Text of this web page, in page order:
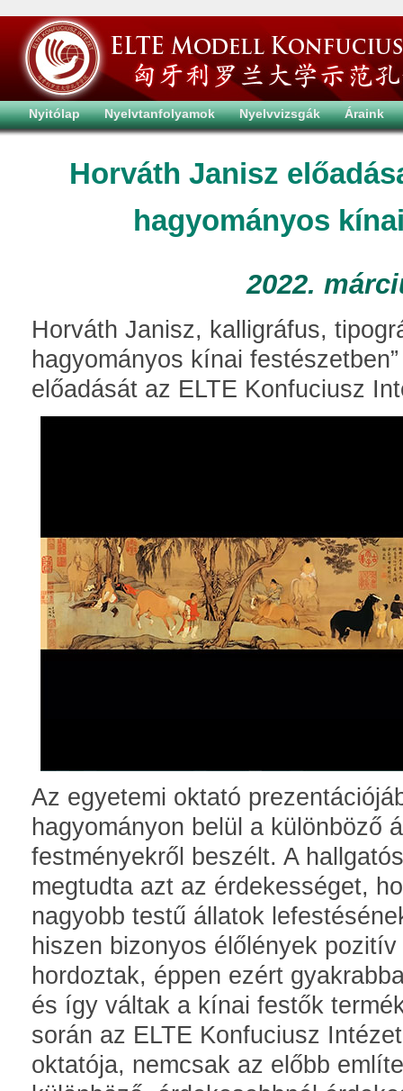
Nyitólap Nyelvtanfolyamok Nyelvvizsgák Áraink
Horváth Janisz
hagyományos
2022.
Horváth Janisz, kalligráfus,
hagyományos kínai
előadását az ELTE Konfuciusz
Az egyetemi oktató
hagyományon belül a különböző
festményekről beszélt. A
megtudta azt az érdekességet,
nagyobb testű állatok
hiszen bizonyos élőlények
hordoztak, éppen ezért
és így váltak a kínai festők
során az ELTE Konfuciusz
oktatója, nemcsak az előbb